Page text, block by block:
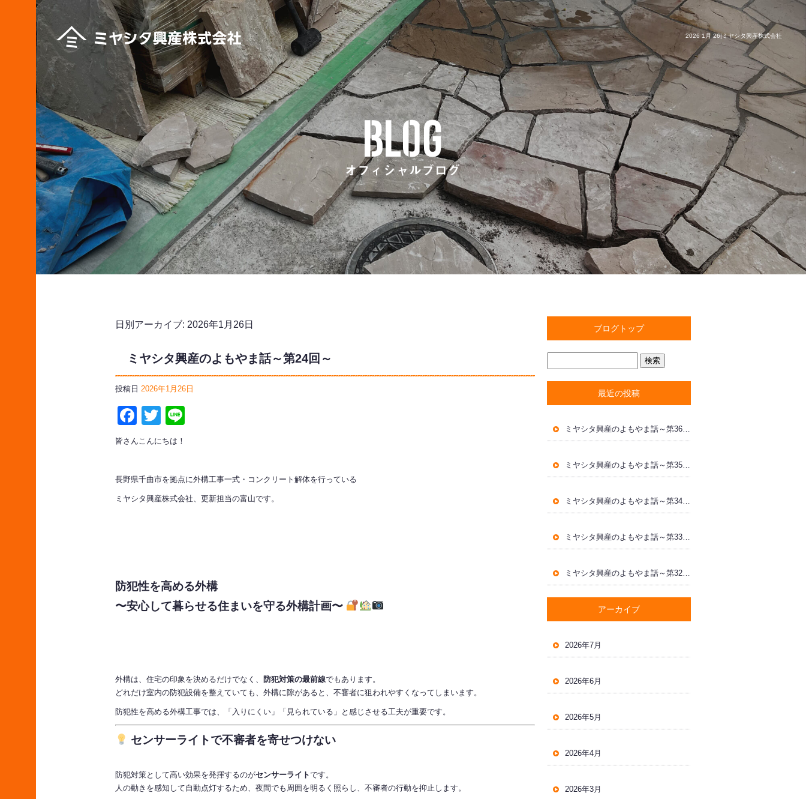
2026 1月 26|ミヤシタ興産株式会社
日別アーカイブ: 2026年1月26日
ミヤシタ興産のよもやま話～第24回～
投稿日 2026年1月26日
Facebook
Twitter
皆さんこんにちは！
長野県千曲市を拠点に外構工事一式・コンクリート解体を行っている
ミヤシタ興産株式会社、更新担当の富山です。
防犯性を高める外構
〜安心して暮らせる住まいを守る外構計画〜
外構は、住宅の印象を決めるだけでなく、 防犯対策の最前線でもあります。
どれだけ室内の防犯設備を整えていても、外構に隙があると、不審者に狙われやすくなってしまいます。
防犯性を高める外構工事では、「入りにくい」「見られている」と感じさせる工夫が重要です。
センサーライトで不審者を寄せつけない
防犯対策として高い効果を発揮するのがセンサーライトです。
人の動きを感知して自動点灯するため、夜間でも周囲を明るく照らし、不審者の行動を抑止します。
ブログトップ
最近の投稿
アーカイブ
2026年7月
2026年6月
2026年5月
2026年4月
2026年3月